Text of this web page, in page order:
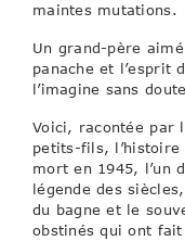
maintes mutations.
Un grand-père
panache et l’esprit
l’imagine sans
Voici, racontée par
petits-fils, l’histoire
mort en 1945, l’un
légende des
du bagne et le
obstinés qui ont fait